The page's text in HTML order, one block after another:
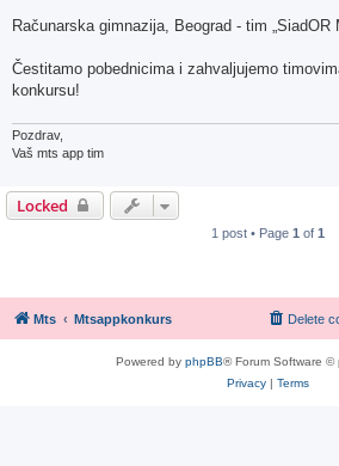
Računarska gimnazija, Beograd - tim „SiadOR
Čestitamo pobednicima i zahvaljujemo
konkursu!
Pozdrav,
Vaš mts app tim
Locked
1 post • Page 1 of 1
Mts Mtsappkonkurs Delete
Powered by phpBB® Forum Software ©
Privacy| Terms